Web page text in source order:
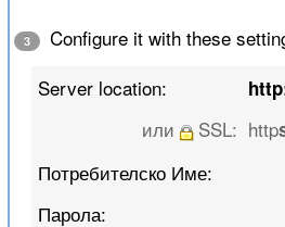
3
Configure it with these
Server location:
или SSL: http
Потребителско Име:
Парола: